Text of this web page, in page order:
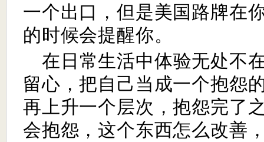
一个出口，但是美国路牌在
的时候会提醒你。
在日常生活中体验无处不
留心，把自己当成一个抱怨
再上升一个层次，抱怨完了
会抱怨，这个东西怎么改善